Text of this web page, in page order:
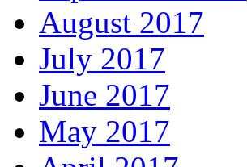
August 2017
July 2017
June 2017
May 2017